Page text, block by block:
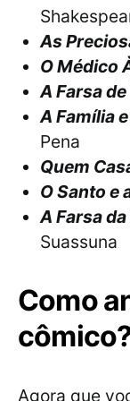
As
O Médico
A Farsa
A Família
Pena
Quem
O Santo e
A Farsa
Suassuna
Como
Agora que